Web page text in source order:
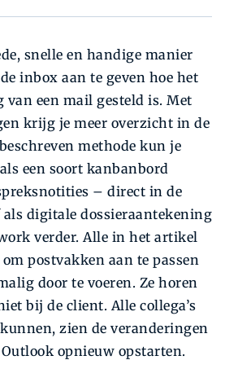
snelle en handige manier
inbox aan te geven hoe het
van een mail gesteld is. Met
krijg je meer overzicht in de
methode kun je
een soort kanbanbord
– direct in de
digitale dossieraantekening
verder. Alle in het artikel
postvakken aan te passen
door te voeren. Ze horen
bij de client. Alle collega’s
zien de veranderingen
opnieuw opstarten.